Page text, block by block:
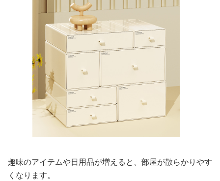
趣味のアイテムや日用品が増えると、部屋が散らかりやす
くなります。